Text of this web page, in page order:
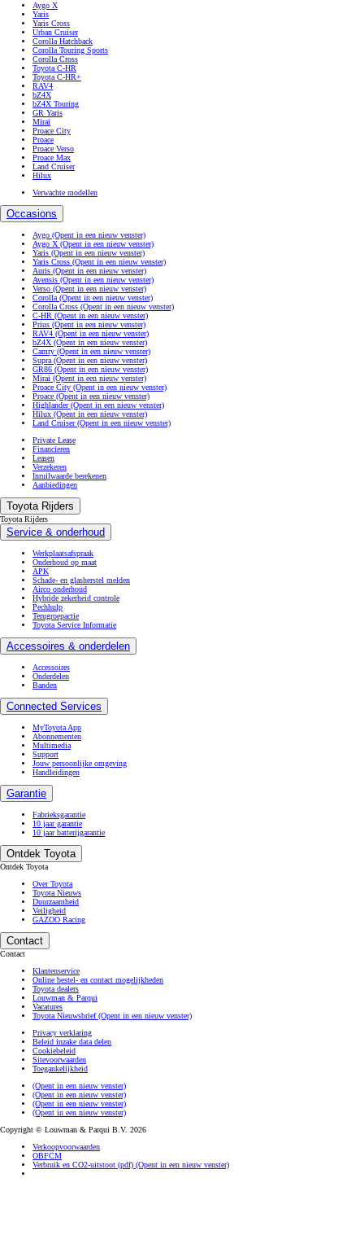
Aygo X
Yaris
Yaris Cross
Urban Cruiser
Corolla Hatchback
Corolla Touring Sports
Corolla Cross
Toyota C-HR
Toyota C-HR+
RAV4
bZ4X
bZ4X Touring
GR Yaris
Mirai
Proace City
Proace
Proace Verso
Proace Max
Land Cruiser
Hilux
Verwachte modellen
Occasions
Aygo (Opent in een nieuw venster)
Aygo X (Opent in een nieuw venster)
Yaris (Opent in een nieuw venster)
Yaris Cross (Opent in een nieuw venster)
Auris (Opent in een nieuw venster)
Avensis (Opent in een nieuw venster)
Verso (Opent in een nieuw venster)
Corolla (Opent in een nieuw venster)
Corolla Cross (Opent in een nieuw venster)
C-HR (Opent in een nieuw venster)
Prius (Opent in een nieuw venster)
RAV4 (Opent in een nieuw venster)
bZ4X (Opent in een nieuw venster)
Camry (Opent in een nieuw venster)
Supra (Opent in een nieuw venster)
GR86 (Opent in een nieuw venster)
Mirai (Opent in een nieuw venster)
Proace City (Opent in een nieuw venster)
Proace (Opent in een nieuw venster)
Highlander(Opent in een nieuw venster)
Hilux (Opent in een nieuw venster)
Land Cruiser(Opent in een nieuw venster)
Private Lease
Financieren
Leasen
Verzekeren
Inruilwaarde berekenen
Aanbiedingen
Toyota Rijders
Toyota Rijders
Service & onderhoud
Werkplaatsafspraak
Onderhoud op maat
APK
Schade- en glasherstel melden
Airco onderhoud
Hybride zekerheid controle
Pechhulp
Terugroepactie
Toyota Service Informatie
Accessoires & onderdelen
Accessoires
Onderdelen
Banden
Connected Services
MyToyota App
Abonnementen
Multimedia
Support
Jouw persoonlijke omgeving
Handleidingen
Garantie
Fabrieksgarantie
10 jaar garantie
10 jaar batterijgarantie
Ontdek Toyota
Ontdek Toyota
Over Toyota
Toyota Nieuws
Duurzaamheid
Veiligheid
GAZOO Racing
Contact
Contact
Klantenservice
Online bestel- en contact mogelijkheden
Toyota dealers
Louwman & Parqui
Vacatures
Toyota Nieuwsbrief(Opent in een nieuw venster)
Privacy verklaring
Beleid inzake data delen
Cookiebeleid
Sitevoorwaarden
Toegankelijkheid
(Opent in een nieuw venster)
(Opent in een nieuw venster)
(Opent in een nieuw venster)
(Opent in een nieuw venster)
Copyright © Louwman & Parqui B.V. 2026
Verkoopvoorwaarden
OBFCM
Verbruik en CO2-uitstoot (pdf) (Opent in een nieuw venster)